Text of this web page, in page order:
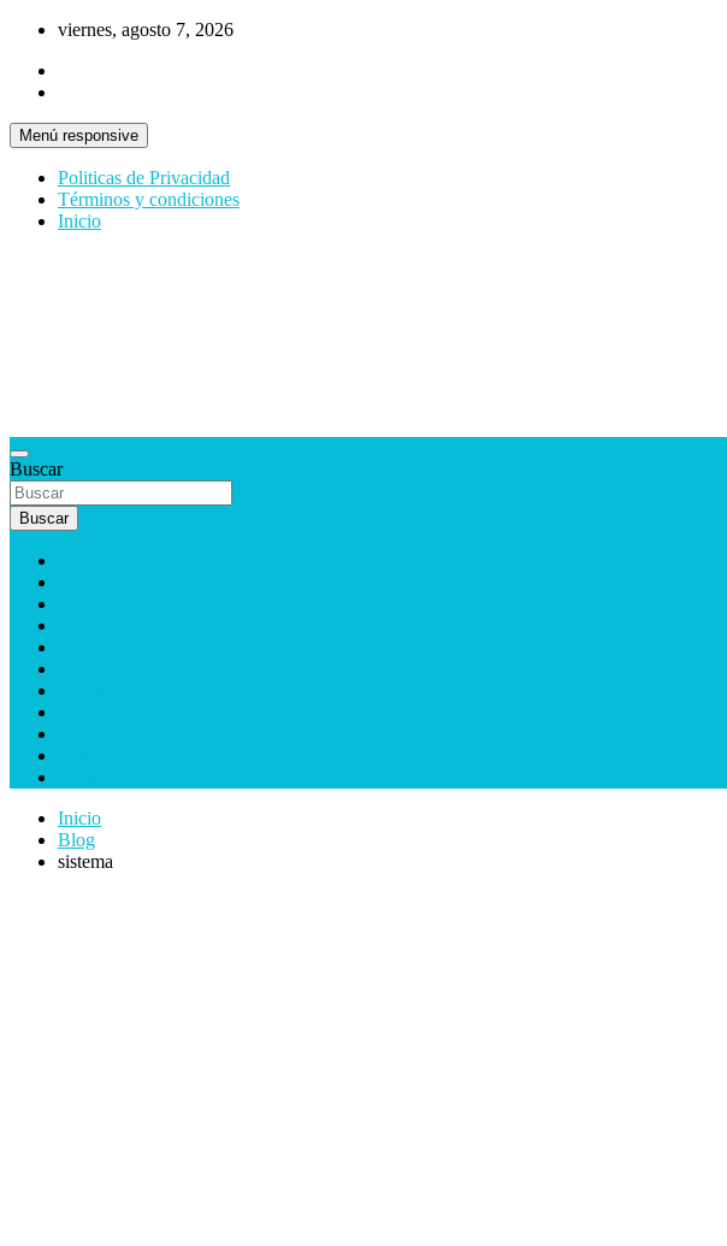
Saltar
contenido
viernes, agosto 7, 2026
Menú responsive
Politicas de Privacidad
Términos y condiciones
Inicio
DenisTec
Tecnología y más!
Buscar
Buscar
Inicio
Blog
sistema